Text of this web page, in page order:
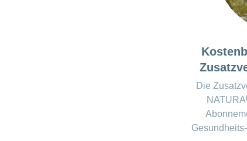
Die
NATURA